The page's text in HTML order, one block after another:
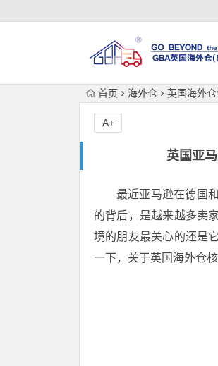
首页 海外仓 英国海外仓
英国亚
A+
最近亚马逊在德国
的背后，是越来越多卖
境的朋友最关心的还是
一下，关于英国海外仓